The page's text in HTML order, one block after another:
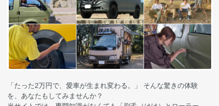
「たった2万円で、愛車が生まれ変わる。」 そんな驚きの体験
を、あなたもしてみませんか？